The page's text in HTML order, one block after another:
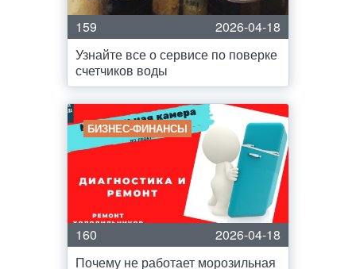
159
2026-04-18
Узнайте все о сервисе по поверке
счетчиков воды
БИЗНЕС-ФИНАНСЫ
160
2026-04-18
Почему не работает морозильная